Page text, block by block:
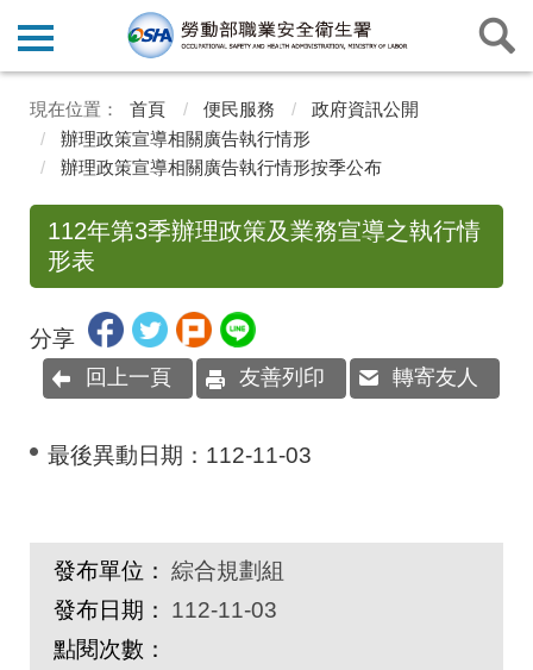
首頁 便民服務
政府資訊公開
辦理政策宣導相關廣告執行情形
辦理政策宣導相關廣告執行情形按季公布
112年第3季辦理政策及業務宣導之執行情
形表
分享
回上一頁 友善列印 轉寄友人
最後異動日期： 112-11-03
發布單位： 綜合規劃組
發布日期：
112-11-03
點閱次數：